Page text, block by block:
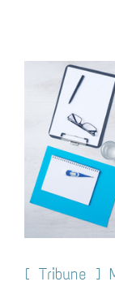
contenu
l'image
agrandie
[ Tribune ]